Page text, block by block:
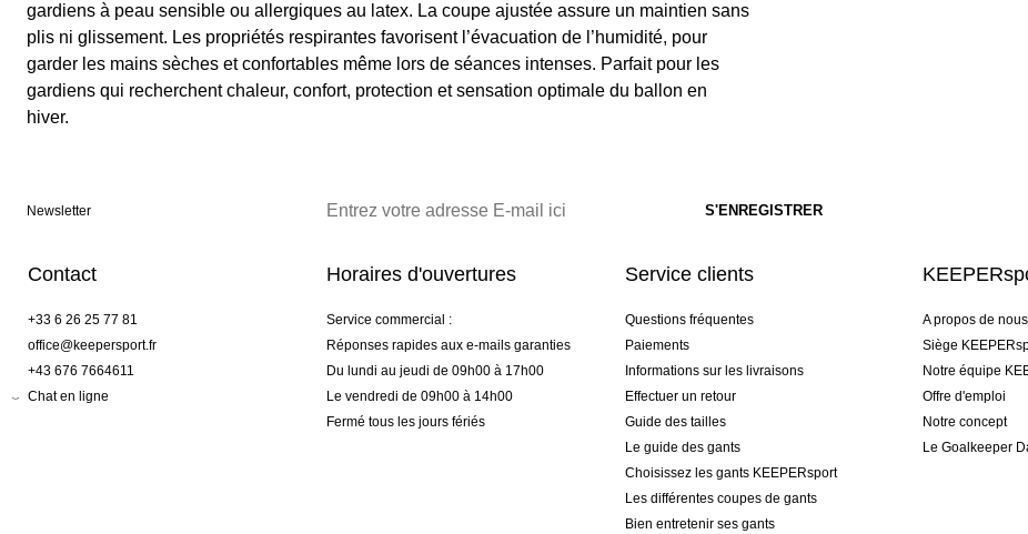
gardiens à peau sensible ou allergiques au latex. La coupe ajustée assure un maintien sans
plis ni glissement. Les propriétés respirantes favorisent l’évacuation de l’humidité, pour
garder les mains sèches et confortables même lors de séances intenses. Parfait pour les
gardiens qui recherchent chaleur, confort, protection et sensation optimale du ballon en
hiver.
Newsletter
Contact
+33 6 26 25 77 81
office@keepersport.fr
+43 676 7664611
Chat en ligne
Horaires d'ouvertures
Service commercial :
Réponses rapides aux e-mails garanties
Du lundi au jeudi de 09h00 à 17h00
Le vendredi de 09h00 à 14h00
Fermé tous les jours fériés
Service clients
Questions fréquentes
Paiements
Informations sur les livraisons
Effectuer un retour
Guide des tailles
Le guide des gants
Choisissez les gants KEEPERsport
Les différentes coupes de gants
Bien entretenir ses gants
A propos de nous
Siège
Notre équipe
Offre d'emploi
Notre concept
Le Goalkeeper